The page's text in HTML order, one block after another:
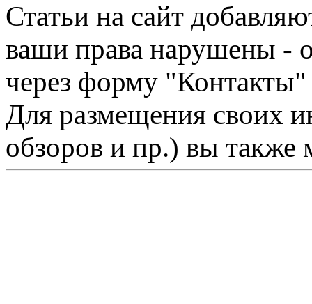
Статьи на сайт
ваши права нарушены -
через форму "Контакты"
Для размещения своих
обзоров и пр.) вы также